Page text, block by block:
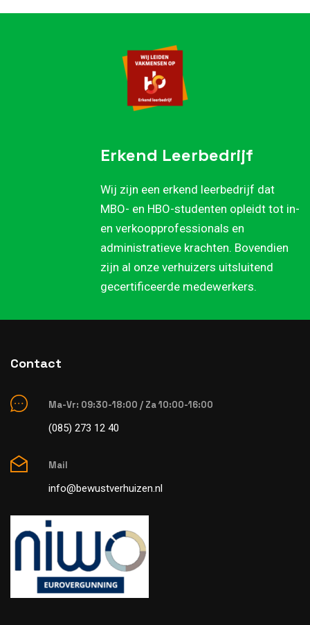
Erkend Leerbedrijf
Wij zijn een erkend leerbedrijf dat
MBO- en HBO-studenten opleidt tot in-
en verkoopprofessionals en
administratieve krachten. Bovendien
zijn al onze verhuizers uitsluitend
gecertificeerde medewerkers.
Contact
Ma-Vr: 09:30-18:00 / Za 10:00-16:00
(085) 273 12 40
Mail
info@bewustverhuizen.nl